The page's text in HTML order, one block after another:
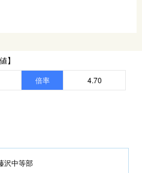
】
倍率 4.70
沢中等部